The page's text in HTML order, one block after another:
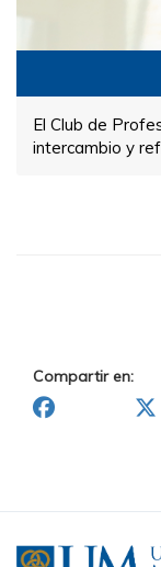
El Club de
intercambio y
Compartir en: